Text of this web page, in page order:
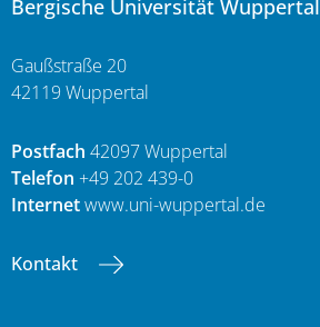
Bergische Universität Wuppertal
Gaußstraße 20
42119 Wuppertal
Postfach 42097 Wuppertal
Telefon +49 202 439-0
Internetwww.uni-wuppertal.de
Kontakt